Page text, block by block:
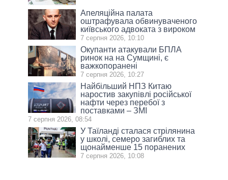
Апеляційна палата
оштрафувала обвинуваченого
київського адвоката з вироком
7 серпня 2026, 10:10
Окупанти атакували БПЛА
ринок на на Сумщині, є
важкопоранені
7 серпня 2026, 10:27
Найбільший НПЗ Китаю
наростив закупівлі російської
нафти через перебої з
поставками – ЗМІ
7 серпня 2026, 08:54
У Таїланді сталася стрілянина
у школі, семеро загиблих та
щонайменше 15 поранених
7 серпня 2026, 10:08